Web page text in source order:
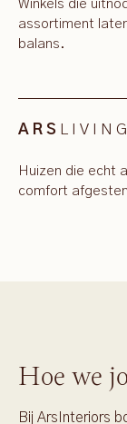
Winkels die
assortiment
balans.
ARS LIVING
Huizen die echt
comfort
Hoe we
Bij ArsInteriors